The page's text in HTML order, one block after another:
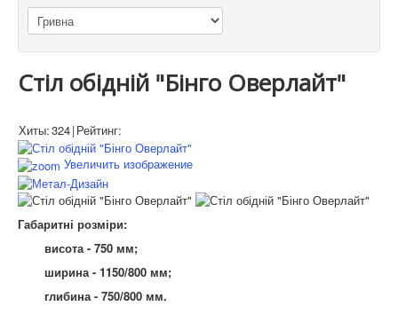
Стіл обідній "Бінго Оверлайт"
Хиты:324|Рейтинг:
Увеличить изображение
Габаритні розміри:
висота - 750 мм;
ширина - 1150/800 мм;
глибина - 750/800 мм.